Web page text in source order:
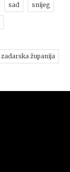
sad snijeg
zadarska županija